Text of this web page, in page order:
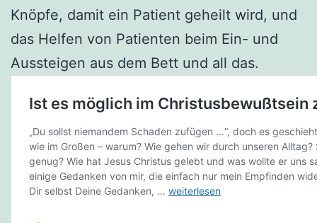
Knöpfe, damit ein Patient geheilt wird, und
das Helfen von Patienten beim Ein- und
Aussteigen aus dem Bett und all das.